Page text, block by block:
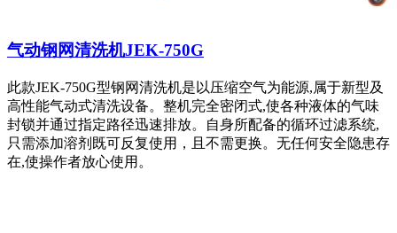
气动钢网清洗机JEK-750G
此款JEK-750G型钢网清洗机是以压缩空气为能源,属于新型及
高性能气动式清洗设备。整机完全密闭式,使各种液体的气味
封锁并通过指定路径迅速排放。自身所配备的循环过滤系统,
只需添加溶剂既可反复使用，且不需更换。无任何安全隐患存
在,使操作者放心使用。